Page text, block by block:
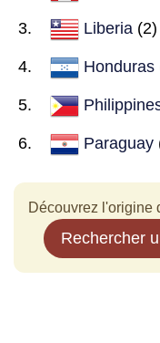
Liberia (2)
Honduras
Paraguay
Découvrez l'origine
Rechercher